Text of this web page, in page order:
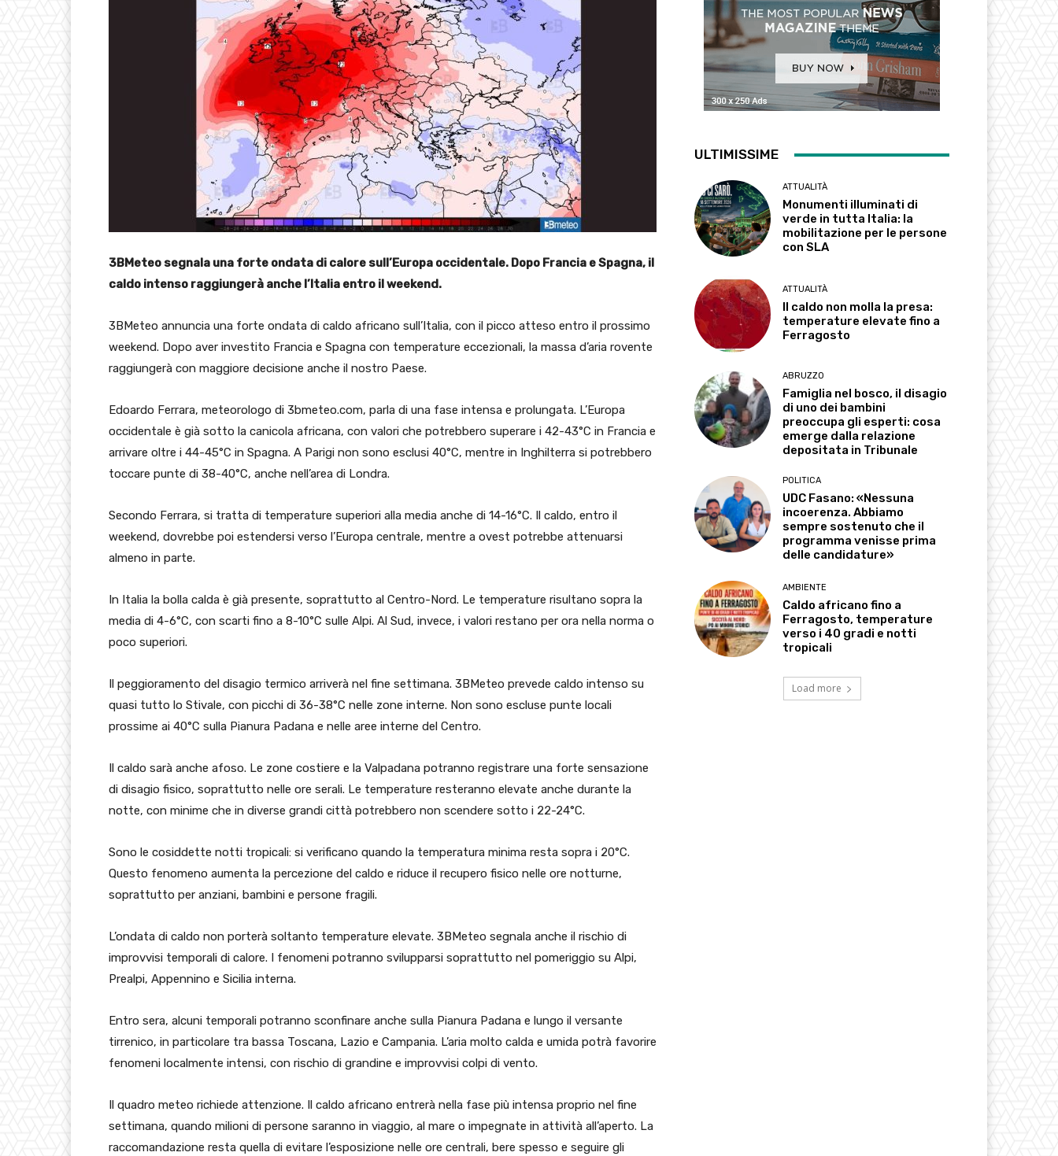
3BMeteo segnala una forte ondata di calore sull’Europa occidentale. Dopo Francia e Spagna, il
caldo intenso raggiungerà anche l’Italia entro il weekend.
3BMeteo annuncia una forte ondata di caldo africano sull’Italia, con il picco atteso entro il prossimo
weekend. Dopo aver investito Francia e Spagna con temperature eccezionali, la massa d’aria rovente
raggiungerà con maggiore decisione anche il nostro Paese.
Edoardo Ferrara, meteorologo di 3bmeteo.com, parla di una fase intensa e prolungata. L’Europa
occidentale è già sotto la canicola africana, con valori che potrebbero superare i 42-43°C in Francia e
arrivare oltre i 44-45°C in Spagna. A Parigi non sono esclusi 40°C, mentre in Inghilterra si potrebbero
toccare punte di 38-40°C, anche nell’area di Londra.
Secondo Ferrara, si tratta di temperature superiori alla media anche di 14-16°C. Il caldo, entro il
weekend, dovrebbe poi estendersi verso l’Europa centrale, mentre a ovest potrebbe attenuarsi
almeno in parte.
In Italia la bolla calda è già presente, soprattutto al Centro-Nord. Le temperature risultano sopra la
media di 4-6°C, con scarti fino a 8-10°C sulle Alpi. Al Sud, invece, i valori restano per ora nella norma o
poco superiori.
Il peggioramento del disagio termico arriverà nel fine settimana. 3BMeteo prevede caldo intenso su
quasi tutto lo Stivale, con picchi di 36-38°C nelle zone interne. Non sono escluse punte locali
prossime ai 40°C sulla Pianura Padana e nelle aree interne del Centro.
Il caldo sarà anche afoso. Le zone costiere e la Valpadana potranno registrare una forte sensazione
di disagio fisico, soprattutto nelle ore serali. Le temperature resteranno elevate anche durante la
notte, con minime che in diverse grandi città potrebbero non scendere sotto i 22-24°C.
Sono le cosiddette notti tropicali: si verificano quando la temperatura minima resta sopra i 20°C.
Questo fenomeno aumenta la percezione del caldo e riduce il recupero fisico nelle ore notturne,
soprattutto per anziani, bambini e persone fragili.
L’ondata di caldo non porterà soltanto temperature elevate. 3BMeteo segnala anche il rischio di
improvvisi temporali di calore. I fenomeni potranno svilupparsi soprattutto nel pomeriggio su Alpi,
Prealpi, Appennino e Sicilia interna.
Entro sera, alcuni temporali potranno sconfinare anche sulla Pianura Padana e lungo il versante
tirrenico, in particolare tra bassa Toscana, Lazio e Campania. L’aria molto calda e umida potrà favorire
fenomeni localmente intensi, con rischio di grandine e improvvisi colpi di vento.
Il quadro meteo richiede attenzione. Il caldo africano entrerà nella fase più intensa proprio nel fine
settimana, quando milioni di persone saranno in viaggio, al mare o impegnate in attività all’aperto. La
raccomandazione resta quella di evitare l’esposizione nelle ore centrali, bere spesso e seguire gli
ULTIMISSIME
ATTUALITÀ
Monumenti illuminati di
verde in tutta Italia: la
mobilitazione per le persone
con SLA
ATTUALITÀ
Il caldo non molla la presa:
temperature elevate fino a
Ferragosto
ABRUZZO
Famiglia nel bosco, il disagio
di uno dei bambini
preoccupa gli esperti: cosa
emerge dalla relazione
depositata in Tribunale
POLITICA
UDC Fasano: «Nessuna
incoerenza. Abbiamo
sempre sostenuto che il
programma venisse prima
delle candidature»
AMBIENTE
Caldo africano fino a
Ferragosto, temperature
verso i 40 gradi e notti
tropicali
Load more